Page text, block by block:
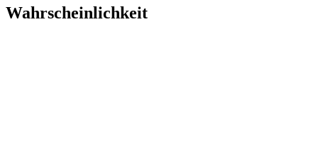
Wahrscheinlichkeit